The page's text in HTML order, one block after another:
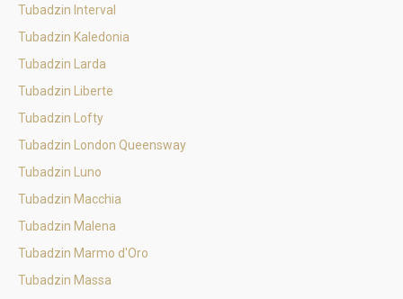
Tubadzin Interval
Tubadzin Kaledonia
Tubadzin Larda
Tubadzin Liberte
Tubadzin Lofty
Tubadzin London Queensway
Tubadzin Luno
Tubadzin Macchia
Tubadzin Malena
Tubadzin Marmo d'Oro
Tubadzin Massa